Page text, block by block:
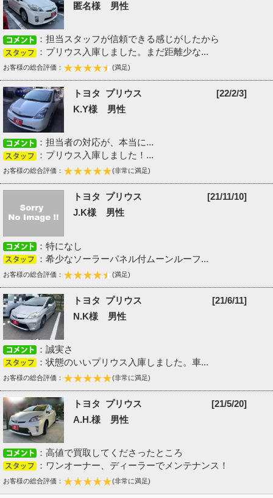
匿名様 男性
：担当スタッフが信頼できる感じがしたから
：プリウス入庫しました。まだ距離少な...
お客様の総合評価： (満足)
トヨタ プリウス
[22/2/3]
K.Y様 男性
：担当者の対応が、本当に...
：プリウス入庫しました！...
お客様の総合評価： (非常に満足)
トヨタ プリウス
[21/11/10]
J.K様 男性
：特になし
：希少なソーラーパネル付ムーンルーフ...
お客様の総合評価： (満足)
トヨタ プリウス
[21/6/11]
N.K様 男性
：誠実さ
：状態のいいプリウス入庫しました。車...
お客様の総合評価： (非常に満足)
トヨタ プリウス
[21/5/20]
A.H.様 男性
：高値で買取してくださったところ
：ワンオーナー、ディーラーでメンテナンス！
お客様の総合評価： (非常に満足)